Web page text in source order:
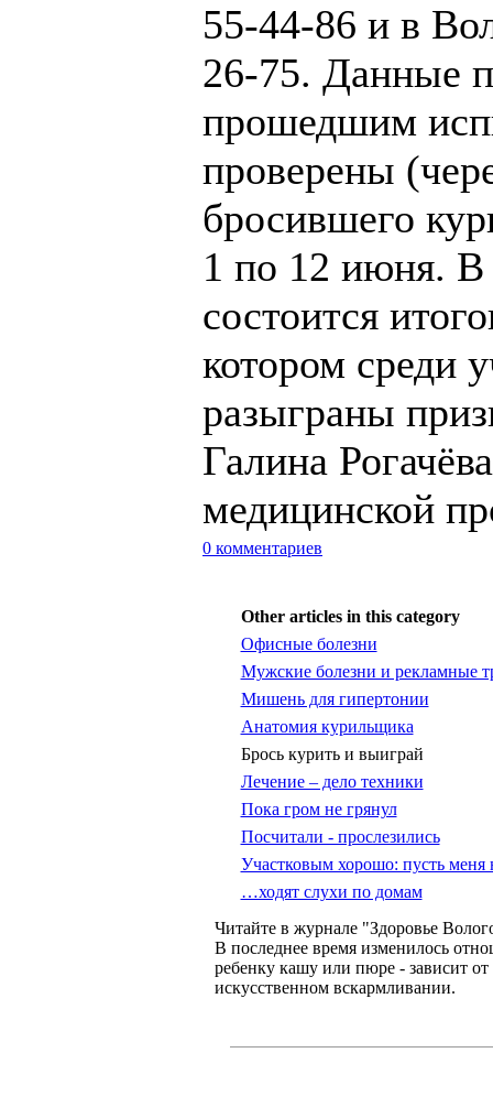
55-44-86 и в
26-75. Данные
прошедшим
проверены
бросившего
1 по 12 июня. В
состоится
котором среди
разыграны
Галина
медицинской
0 комментариев
Other articles in this category
Офисные болезни
Мужские болезни и рекламные
Мишень для гипертонии
Анатомия курильщика
Брось курить и выиграй
Лечение – дело техники
Пока гром не грянул
Посчитали - прослезились
Участковым хорошо: пусть меня
…ходят слухи по домам
Читайте в журнале "Здоровье
В последнее время изменилось
ребенку кашу или пюре - зависит от
искусственном вскармливании.